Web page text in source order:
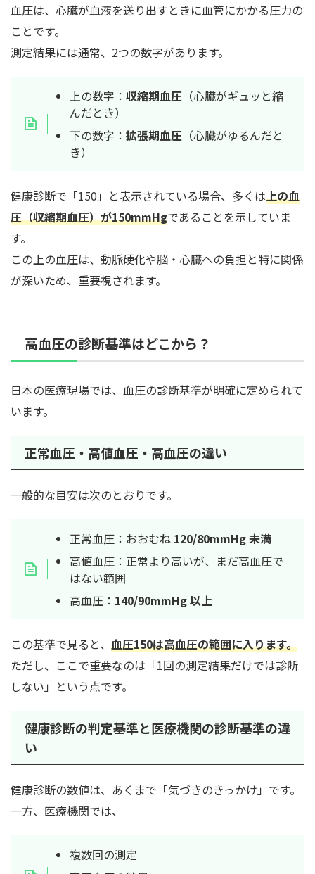
血圧は、心臓が血液を送り出すときに血管にかかる圧力の
ことです。
測定結果には通常、2つの数字があります。
上の数字：収縮期血圧 （心臓がギュッと縮
んだとき）
下の数字：拡張期血圧 （心臓がゆるんだと
き）
健康診断で「150」と表示されている場合、多くは上の血
圧（収縮期血圧）が150mmHgであることを示していま
す。
この上の血圧は、動脈硬化や脳・心臓への負担と特に関係
が深いため、重要視されます。
高血圧の診断基準はどこから？
日本の医療現場では、血圧の診断基準が明確に定められて
います。
正常血圧・高値血圧・高血圧の違い
一般的な目安は次のとおりです。
正常血圧：おおむね 120/80mmHg 未満
高値血圧：正常より高いが、まだ高血圧で
はない範囲
高血圧： 140/90mmHg 以上
この基準で見ると、 血圧150は高血圧の範囲に入ります。
ただし、ここで重要なのは「1回の測定結果だけでは診断
しない」という点です。
健康診断の判定基準と医療機関の診断基準の違
い
健康診断の数値は、あくまで「気づきのきっかけ」です。
一方、医療機関では、
複数回の測定